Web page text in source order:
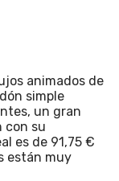
animados de
simple
un gran
con su
es de 91,75 €
están muy